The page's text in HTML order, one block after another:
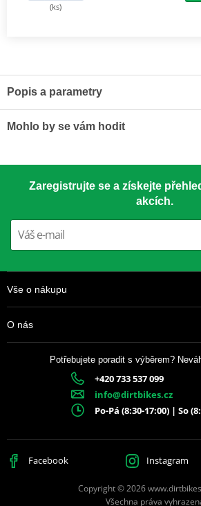
(ks)
Popis a parametry
CNC přesnost– perfektní usazení
Speciální tvar zubů– delší životnost
Anodizovaný povrch– dlouhotrvající
Mohlo by se vám hodit
337 Kč
Skladem
Zaregistrujte se a získejte
akcích.
Vše o nákupu
O nás
Potřebujete poradit s výběrem?
+420 733 537 099
info@dirtbikes.cz
Po-Pá (8:30-17:00) | So
Facebook Instagram
Copyright © 2026
Všechna práva